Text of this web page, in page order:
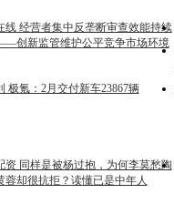
线 经营者集中反垄断审查效能持续
创新监管维护公平竞争市场环境
极氪：2月交付新车23867辆
资 同样是被杨过抱，为何李莫愁陶
蓉却很抗拒？读懂已是中年人